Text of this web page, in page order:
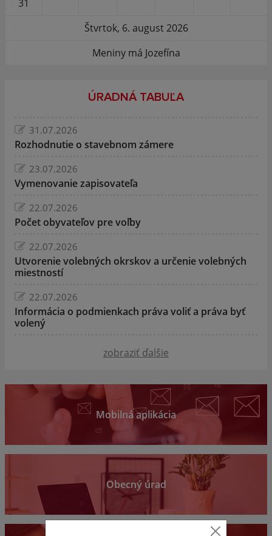
31
Štvrtok, 6. august 2026
Meniny má Jozefína
ÚRADNÁ TABUĽA
31.07.2026
Rozhodnutie o stavebnom zámere
23.07.2026
Vymenovanie zapisovateľa
22.07.2026
Počet obyvateľov pre voľby
22.07.2026
Utvorenie volebných okrskov a určenie volebných
miestností
22.07.2026
Informácia o podmienkach práva voliť a práva byť
volený
zobraziť ďalšie
Mobilná aplikácia
Obecný úrad